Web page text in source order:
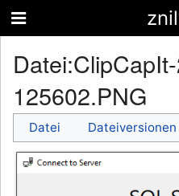
Datei:
125602.PNG
Datei Dateiversionen